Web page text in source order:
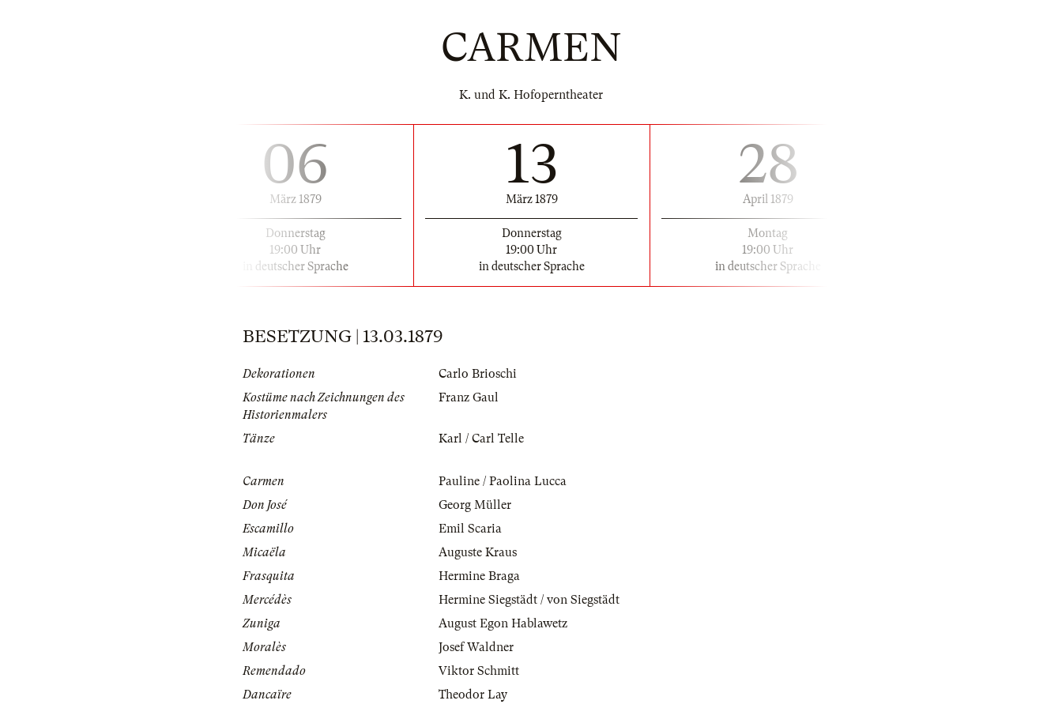
CARMEN
K. und K. Hofoperntheater
06
März 1879
Donnerstag
19:00 Uhr
in deutscher Sprache
13
März 1879
Donnerstag
19:00 Uhr
in deutscher Sprache
28
April 1879
Montag
19:00 Uhr
in deutscher Sprache
BESETZUNG | 13.03.1879
Dekorationen
Carlo Brioschi
Kostüme nach Zeichnungen des
Historienmalers
Franz Gaul
Tänze Karl / Carl Telle
Carmen
Pauline / Paolina Lucca
Don José
Georg Müller
Escamillo
Emil Scaria
Micaëla
Auguste Kraus
Frasquita
Hermine Braga
Mercédès
Hermine Siegstädt / von Siegstädt
Zuniga
August Egon Hablawetz
Moralès
Josef Waldner
Remendado
Viktor Schmitt
Dancaïre
Theodor Lay